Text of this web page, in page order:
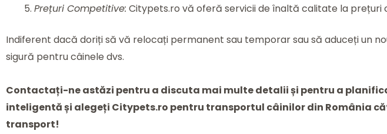
Prețuri Competitive: Citypets.ro vă oferă servicii de înaltă calitate la
Indiferent dacă doriți să vă relocați permanent sau temporar sau să aduceți un
sigură pentru câinele dvs.
Contactați-ne astăzi pentru a discuta mai multe detalii și pentru a
inteligentă și alegeți Citypets.ro pentru transportul câinilor din România
transport!